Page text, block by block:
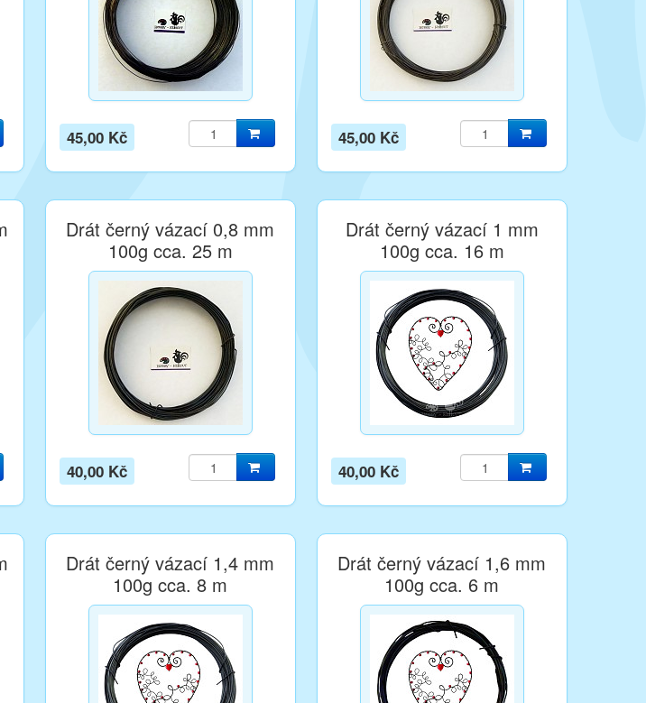
45,00 Kč 45,00 Kč
Drát černý vázací 0,8 mm
100g cca. 25 m
40,00 Kč
Drát černý vázací 1 mm
100g cca. 16 m
40,00 Kč
Drát černý vázací 1,4 mm
100g cca. 8 m
Drát černý vázací 1,6 mm
100g cca. 6 m